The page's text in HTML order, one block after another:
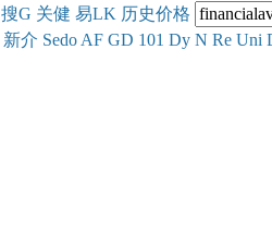
搜G 关健 易LK 历史价格
新介 Sedo AF GD 101 Dy N Re Uni